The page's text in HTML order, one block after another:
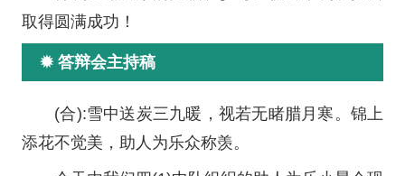
取得圆满成功！
✹ 答辩会主持稿
(合):雪中送炭三九暖，视若无睹腊月寒。锦上
添花不觉美，助人为乐众称羡。